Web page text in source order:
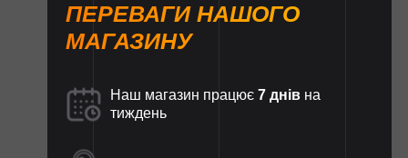
ПЕРЕВАГИ НАШОГО
МАГАЗИНУ
Наш магазин працює 7 днів на
тиждень